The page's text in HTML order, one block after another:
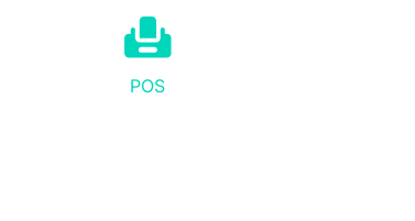
Personalizar reportes
Multimoneda
POS